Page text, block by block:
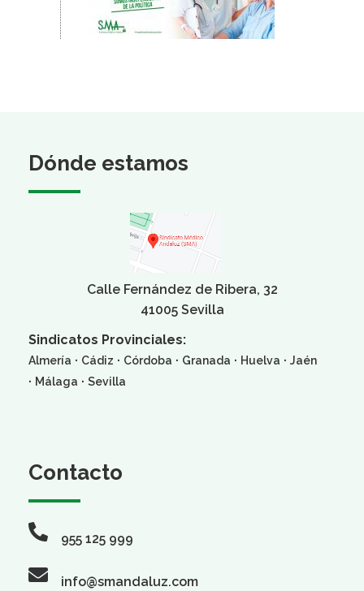
Dónde estamos
Calle Fernández de Ribera, 32
41005 Sevilla
Sindicatos Provinciales:
Almería · Cádiz · Córdoba · Granada · Huelva · Jaén
· Málaga · Sevilla
Contacto
955 125 999
info@smandaluz.com